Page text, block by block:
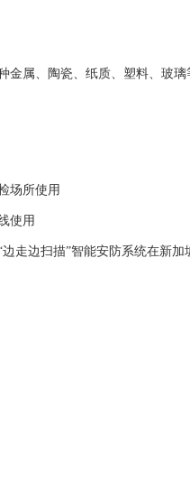
金属、陶瓷、纸质、塑料、玻璃
场所使用
使用
走边扫描”智能安防系统在新加